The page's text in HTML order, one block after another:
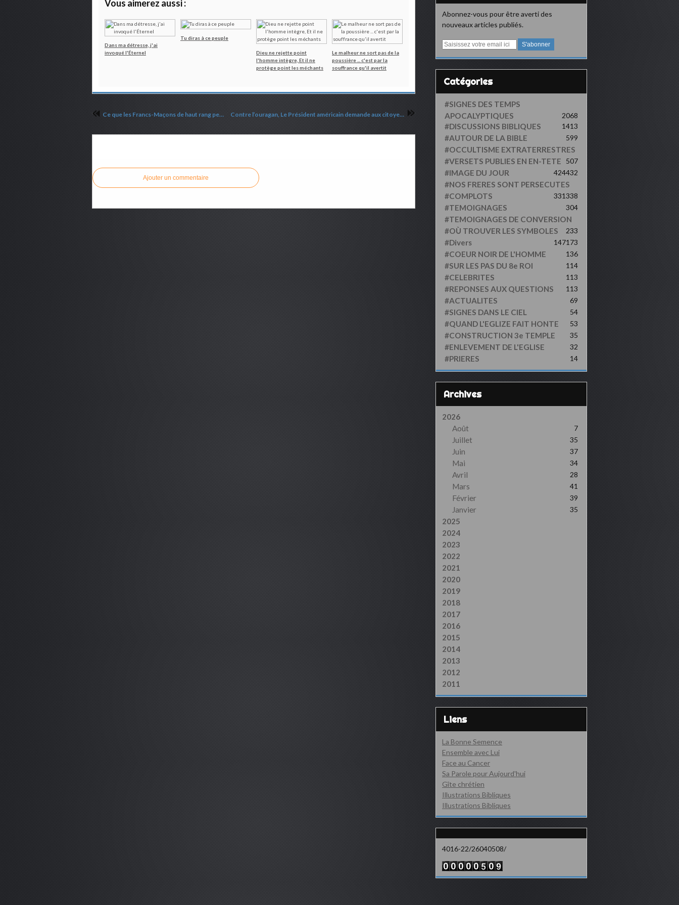
Vous aimerez aussi :
Dans ma détresse, j'ai
invoqué l'Éternel
Tu diras à ce peuple
Dieu ne rejette point
l'homme intègre, Et il ne
protège point les méchants
Le malheur ne sort pas de la
poussière ... c'est par la
souffrance qu'il avertit
Ce que les Francs-Maçons de haut rang pensent de Lucifer Contre l’ouragan, Le Président américain demande aux citoyens de se faire vacciner
Ajouter un commentaire
Abonnez-vous pour être averti des
nouveaux articles publiés.
E
a
i
Catégories
#SIGNES DES TEMPS
APOCALYPTIQUES 2068
#DISCUSSIONS BIBLIQUES 1413
#AUTOUR DE LA BIBLE 599
#OCCULTISME EXTRATERRESTRES
507
#VERSETS PUBLIES EN EN-TETE
432
#IMAGE DU JOUR 424
#NOS FRERES SONT PERSECUTES
338
#COMPLOTS 331
#TEMOIGNAGES 304
#TEMOIGNAGES DE CONVERSION
233
#OÙ TROUVER LES SYMBOLES
173
#Divers 147
#COEUR NOIR DE L'HOMME 136
#SUR LES PAS DU 8e ROI 114
#CELEBRITES 113
#REPONSES AUX QUESTIONS 113
#ACTUALITES 69
#SIGNES DANS LE CIEL 54
#QUAND L'EGLIZE FAIT HONTE 53
#CONSTRUCTION 3e TEMPLE 35
#ENLEVEMENT DE L'EGLISE 32
#PRIERES 14
Archives
2026
Août
7
Juillet 35
Juin 37
Mai 34
Avril 28
Mars 41
Février 39
Janvier 35
2025
2024
2023
2022
2021
2020
2019
2018
2017
2016
2015
2014
2013
2012
2011
Liens
La Bonne Semence
Ensemble avec Lui
Face au Cancer
Sa Parole pour Aujourd'hui
Gîte chrétien
Illustrations Bibliques
Illustrations Bibliques
4016-22/26040508/